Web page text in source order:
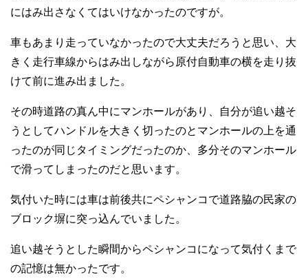
にはみ出さなくてはいけなかったのですが。
車もあまり走っていなかったので大丈夫だろうと思い、大
きく走行車線からはみ出しながら原付自動車の横を走り抜
けて前に進み出ました。
その時道路の真ん中にマンホールがあり、自分が追い越そ
うとしてハンドルを大きく切ったのとマンホールの上を通
ったのが同じタイミングだったのか、多分そのマンホール
で滑ってしまったのだと思います。
気付いた時には車は前後共にペシャンコで道路脇の民家の
ブロック塀に突っ込んでいました。
追い越そうとした瞬間からペシャンコになって気付くまで
の記憶は無かったです。